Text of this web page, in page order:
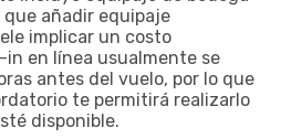
que añadir equipaje
implicar un costo
in en línea usualmente se
antes del vuelo, por lo que
te permitirá realizarlo
disponible.